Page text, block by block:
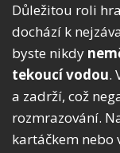
Důležitou roli
dochází k
byste nikdy
tekoucí vodou.
a zadrží, což
rozmrazování.
kartáčkem nebo